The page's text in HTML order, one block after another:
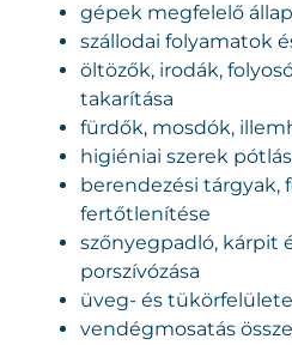
gépek megfelelő
szállodai folyamatok
öltözők, irodák,
takarítása
fürdők, mosdók,
higiéniai szerek
berendezési tárgyak,
fertőtlenítése
szőnyegpadló, kárpit
porszívózása
üveg- és
vendégmosatás